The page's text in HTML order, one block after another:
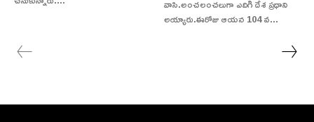
వాసి.అంచలంచలుగా ఎదిగి దేశ ప్రధాని
అయ్యారు.ఈరోజు ఆయన 104 వ...